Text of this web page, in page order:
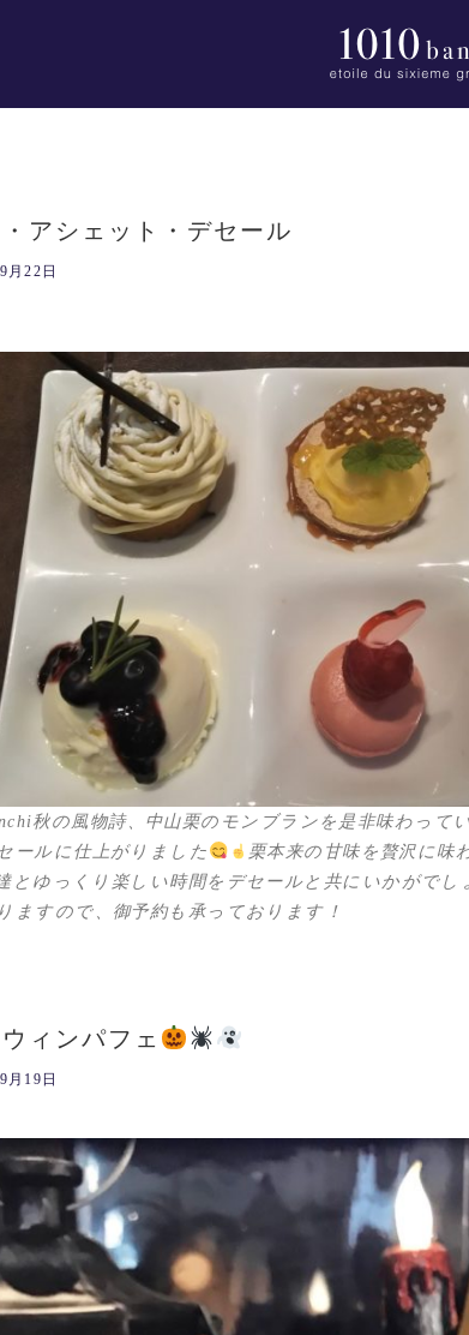
アシェット・デセール
月22日
秋の風物詩、中山栗のモンブランを是非味わって
ールに仕上がりました
栗本来の甘味を贅沢に味
とゆっくり楽しい時間をデセールと共にいかがでし
ますので、御予約も承っております！
ィンパフェ
月19日